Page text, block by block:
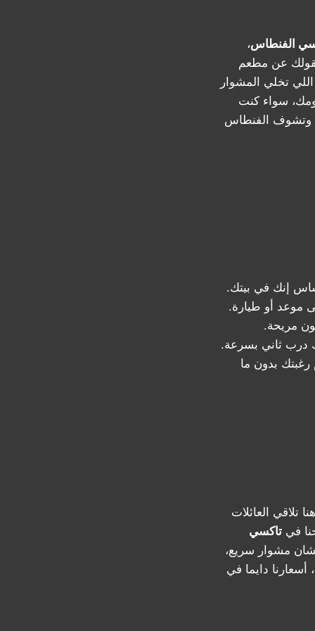
الفنطاس،
عن مطعم
تخلي المشوار
سواء كنت
وتشوف الفنطاس
إنك في بيتك.
موعد أو طيارة.
مريحة.
درب ثاني بسرعة.
بدون ما
العائلات
في تاكسي
مشوار سريع،
دايما في